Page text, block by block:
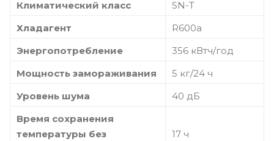
Климатический класс
SN-T
Хладагент
R600a
Энергопотребление
356 кВтч/год
Мощность замораживания
5 кг/24 ч
Уровень шума
40 дБ
Время сохранения
температуры без
17 ч